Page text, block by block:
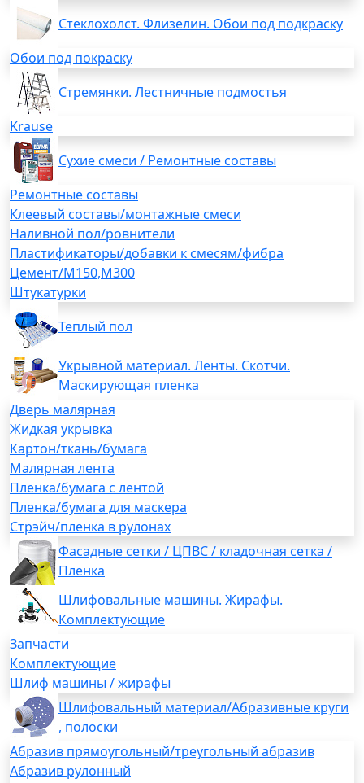
Стеклохолст. Флизелин. Обои под подкраску
Обои под покраску
Стремянки. Лестничные подмостья
Krause
Сухие смеси / Ремонтные составы
Ремонтные составы
Клеевый составы/монтажные смеси
Наливной пол/ровнители
Пластификаторы/добавки к смесям/фибра
Цемент/М150,М300
Штукатурки
Теплый пол
Укрывной материал. Ленты. Скотчи.
Маскирующая пленка
Дверь малярная
Жидкая укрывка
Картон/ткань/бумага
Малярная лента
Пленка/бумага с лентой
Пленка/бумага для маскера
Стрэйч/пленка в рулонах
Фасадные сетки / ЦПВС / кладочная сетка /
Пленка
Шлифовальные машины. Жирафы.
Комплектующие
Запчасти
Комплектующие
Шлиф машины / жирафы
Шлифовальный материал/Абразивные круги
, полоски
Абразив прямоугольный/треугольный абразив
Абразив рулонный